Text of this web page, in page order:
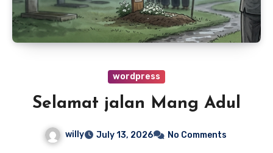
wordpress
Selamat jalan Mang Adul
willy July 13, 2026 No Comments